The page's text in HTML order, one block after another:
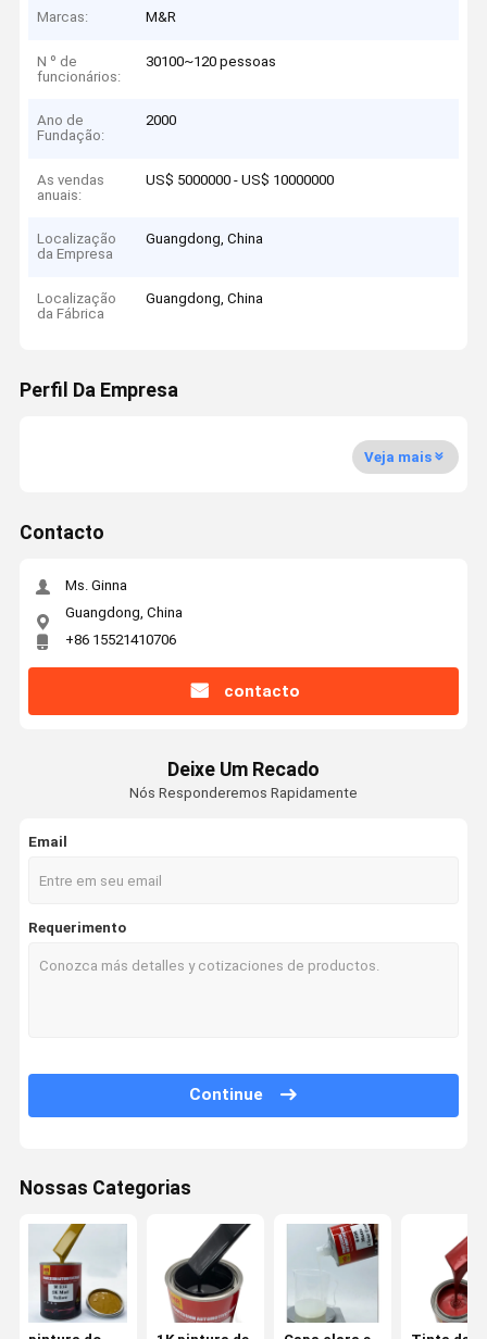
Marcas: M&R
N º de
funcionários:
30100~120 pessoas
Ano de
Fundação:
2000
As vendas
anuais:
US$ 5000000 - US$ 10000000
Localização
da Empresa
Guangdong, China
Localização
da Fábrica
Guangdong, China
Perfil Da Empresa
Veja mais
Contacto
Ms. Ginna
Guangdong, China
+86 15521410706
contacto
Deixe Um Recado
Nós Responderemos Rapidamente
Email
Requerimento
Continue
Nossas Categorias